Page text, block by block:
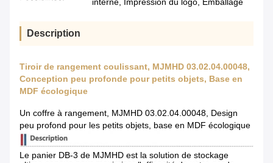
interne, Impression du logo, Emballage
Description
Tiroir de rangement coulissant, MJMHD 03.02.04.00048,
Conception peu profonde pour petits objets, Base en
MDF écologique
Un coffre à rangement, MJMHD 03.02.04.00048, Design
peu profond pour les petits objets, base en MDF écologique
Le panier DB-3 de MJMHD est la solution de stockage